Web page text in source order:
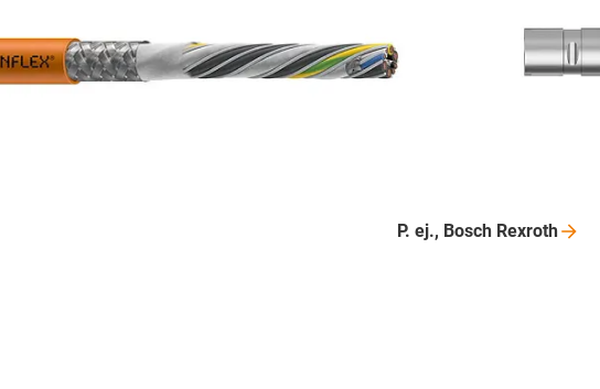
P. ej., Bosch Rexroth